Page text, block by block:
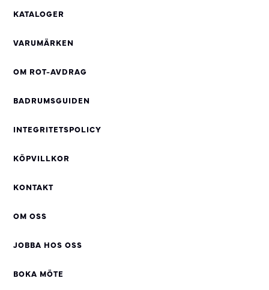
KATALOGER
VARUMÄRKEN
OM ROT-AVDRAG
BADRUMSGUIDEN
INTEGRITETSPOLICY
KÖPVILLKOR
KONTAKT
OM OSS
JOBBA HOS OSS
BOKA MÖTE